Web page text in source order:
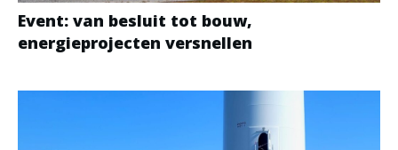
Event: van besluit tot bouw,
energieprojecten versnellen